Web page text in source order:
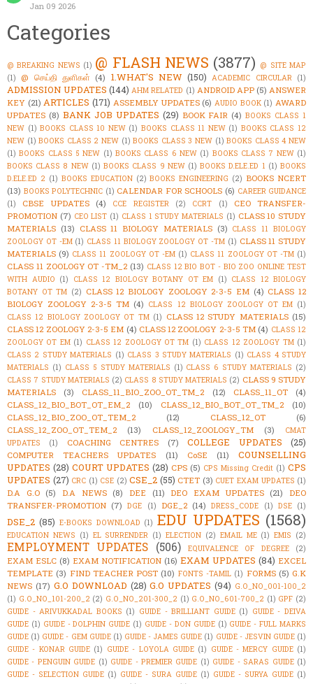
Jan 09 2026
Categories
@ BREAKING NEWS (1) @ FLASH NEWS (3877) @ SITE MAP
(1) @ செய்தி துளிகள் (4) 1.WHAT'S NEW (150) ACADEMIC CIRCULAR (1)
ADMISSION UPDATES (144) AHM RELATED (1) ANDROID APP (5) ANSWER
KEY (21) ARTICLES (171) ASSEMBLY UPDATES (6) AUDIO BOOK (1) AWARD
UPDATES (8) BANK JOB UPDATES (29) BOOK FAIR (4) BOOKS CLASS 1
NEW (1) BOOKS CLASS 10 NEW (1) BOOKS CLASS 11 NEW (1) BOOKS CLASS 12
NEW (1) BOOKS CLASS 2 NEW (1) BOOKS CLASS 3 NEW (1) BOOKS CLASS 4 NEW
(1) BOOKS CLASS 5 NEW (1) BOOKS CLASS 6 NEW (1) BOOKS CLASS 7 NEW (1)
BOOKS CLASS 8 NEW (1) BOOKS CLASS 9 NEW (1) BOOKS D.ELE.ED 1 (1) BOOKS
D.ELE.ED 2 (1) BOOKS EDUCATION (2) BOOKS ENGINEERING (2) BOOKS NCERT
(13) BOOKS POLYTECHNIC (1) CALENDAR FOR SCHOOLS (6) CAREER GUIDANCE
(1)
CBSE UPDATES (4) CCE REGISTER (2) CCRT (1)
CEO TRANSFER-
PROMOTION (7) CEO LIST (1) CLASS 1 STUDY MATERIALS (1) CLASS 10 STUDY
MATERIALS (13) CLASS 11 BIOLOGY MATERIALS (3) CLASS 11 BIOLOGY
ZOOLOGY OT -EM (1) CLASS 11 BIOLOGY ZOOLOGY OT -TM (1) CLASS 11 STUDY
MATERIALS (9) CLASS 11 ZOOLOGY OT -EM (1) CLASS 11 ZOOLOGY OT -TM (1)
CLASS 11 ZOOLOGY OT -TM_2 (13) CLASS 12 BIO BOT - BIO ZOO ONLINE TEST
WITH AUDIO (1) CLASS 12 BIOLOGY BOTANY OT EM (1) CLASS 12 BIOLOGY
BOTANY OT TM (2) CLASS 12 BIOLOGY ZOOLOGY 2-3-5 EM (4) CLASS 12
BIOLOGY ZOOLOGY 2-3-5 TM (4) CLASS 12 BIOLOGY ZOOLOGY OT EM (1)
CLASS 12 BIOLOGY ZOOLOGY OT TM (1) CLASS 12 STUDY MATERIALS (15)
CLASS 12 ZOOLOGY 2-3-5 EM (4) CLASS 12 ZOOLOGY 2-3-5 TM (4) CLASS 12
ZOOLOGY OT EM (1) CLASS 12 ZOOLOGY OT TM (1) CLASS 12 ZOOLOGY TM (1)
CLASS 2 STUDY MATERIALS (1) CLASS 3 STUDY MATERIALS (1) CLASS 4 STUDY
MATERIALS (1) CLASS 5 STUDY MATERIALS (1) CLASS 6 STUDY MATERIALS (2)
CLASS 7 STUDY MATERIALS (2) CLASS 8 STUDY MATERIALS (2) CLASS 9 STUDY
MATERIALS
(3) CLASS_11_BIO_ZOO_OT_TM_2 (12) CLASS_11_OT
(4)
CLASS_12_BIO_BOT_OT_EM_2
(10) CLASS_12_BIO_BOT_OT_TM_2
(10)
CLASS_12_BIO_ZOO_OT_TEM_2
(12) CLASS_12_OT
(6)
CLASS_12_ZOO_OT_TEM_2
(13) CLASS_12_ZOOLOGY_TM (3)
CMAT
UPDATES
(1) COACHING CENTRES (7) COLLEGE UPDATES (25)
COMPUTER TEACHERS UPDATES (11) CoSE (11)
COUNSELLING
UPDATES (28) COURT UPDATES (28) CPS (5) CPS Missing Credit (1) CPS
UPDATES (27) CRC (1) CSE (2) CSE_2 (55) CTET (3) CUET EXAM UPDATES (1)
D.A G.O (5) D.A NEWS (8) DEE (11) DEO EXAM UPDATES (21)
DEO
TRANSFER-PROMOTION (7) DGE (1) DGE_2 (14) DRESS_CODE (1) DSE (1)
DSE_2 (85) E-BOOKS DOWNLOAD (1) EDU UPDATES (1568)
EDUCATION NEWS (1) EL SURRENDER (1) ELECTION (2) EMAIL ME (1) EMIS (2)
EMPLOYMENT UPDATES (506) EQUIVALENCE OF DEGREE (2)
EXAM ESLC (8) EXAM NOTIFICATION (16) EXAM UPDATES (84) EXCEL
TEMPLATE (3) FIND TEACHER POST (10) FONTS -TAMIL (1) FORMS (5) G.K
NEWS (17) G.O DOWNLOAD (28) G.O UPDATES (94) G.O_NO_001-100_2
(1) G.O_NO_101-200_2 (2) G.O_NO_201-300_2 (1) G.O_NO_601-700_2 (1) GPF (2)
GUIDE - ARIVUKKADAL BOOKS (1) GUIDE - BRILLIANT GUIDE (1) GUIDE - DEIVA
GUIDE (1) GUIDE - DOLPHIN GUIDE (1) GUIDE - DON GUIDE (1) GUIDE - FULL MARKS
GUIDE (1) GUIDE - GEM GUIDE (1) GUIDE - JAMES GUIDE (1) GUIDE - JESVIN GUIDE (1)
GUIDE - KONAR GUIDE (1) GUIDE - LOYOLA GUIDE (1) GUIDE - MERCY GUIDE (1)
GUIDE - PENGUIN GUIDE (1) GUIDE - PREMIER GUIDE (1) GUIDE - SARAS GUIDE (1)
GUIDE - SELECTION GUIDE (1) GUIDE - SURA GUIDE (1) GUIDE - SURYA GUIDE (1)